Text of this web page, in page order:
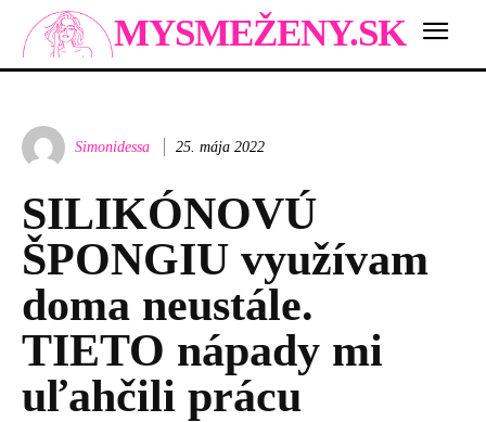
MYSMEŽENY.SK
Simonidessa 25. mája 2022
SILIKÓNOVÚ
ŠPONGIU využívam
doma neustále.
TIETO nápady mi
uľahčili prácu